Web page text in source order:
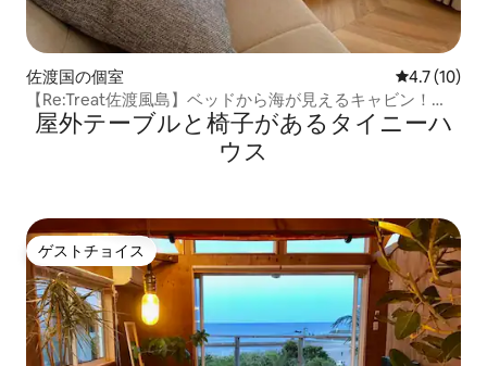
佐渡国の個室 レビュー10
4.7 (10)
【Re:Treat佐渡風島】ベッドから海が見えるキャビン！
BBQ＆朝食提供可能 /セルフチェックイン
屋外テーブルと椅子があるタイニーハ
ウス
ゲストチョイス
ゲストチョイス